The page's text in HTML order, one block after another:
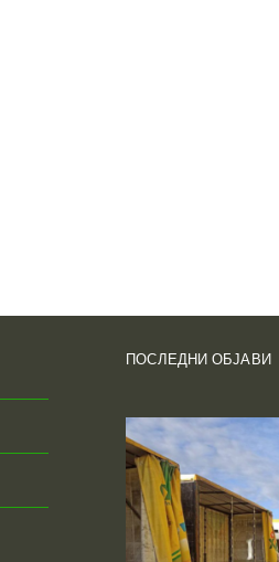
ПОСЛЕДНИ ОБЈАВИ